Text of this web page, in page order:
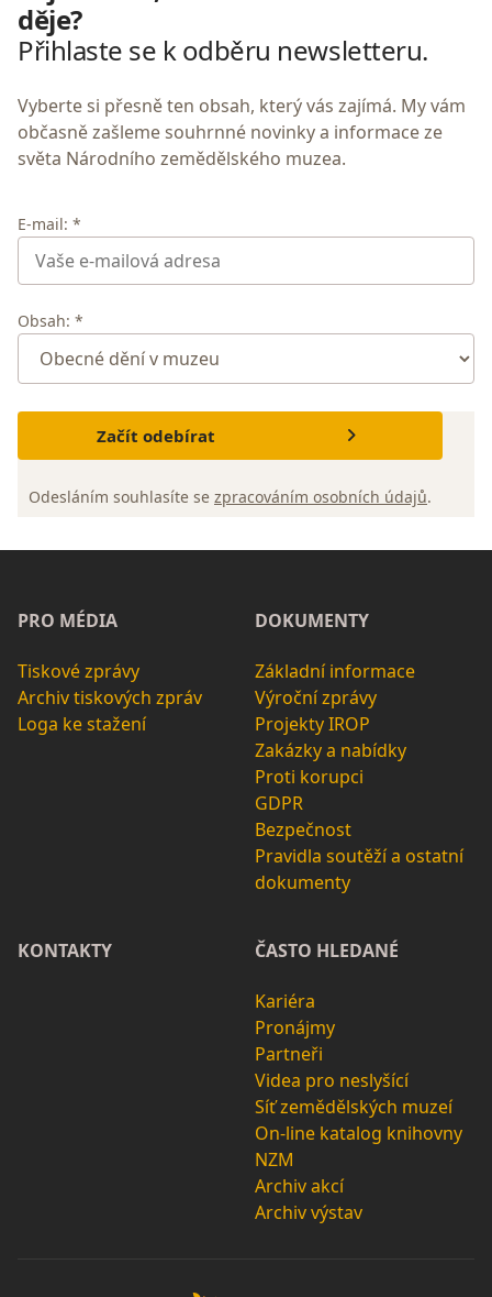
děje?
Přihlaste se k odběru newsletteru.
Vyberte si přesně ten obsah, který vás zajímá. My vám
občasně zašleme souhrnné novinky a informace ze
světa Národního zemědělského muzea.
E-mail: *
Obsah: *
Začít odebírat
Odesláním souhlasíte se zpracováním osobních údajů.
PRO MÉDIA
Tiskové zprávy
Archiv tiskových zpráv
Loga ke stažení
DOKUMENTY
Základní informace
Výroční zprávy
Projekty IROP
Zakázky a nabídky
Proti korupci
GDPR
Bezpečnost
Pravidla soutěží a ostatní
dokumenty
KONTAKTY ČASTO HLEDANÉ
Kariéra
Pronájmy
Partneři
Videa pro neslyšící
Síť zemědělských muzeí
On-line katalog knihovny
NZM
Archiv akcí
Archiv výstav